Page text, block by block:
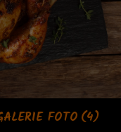
FOTO (4)